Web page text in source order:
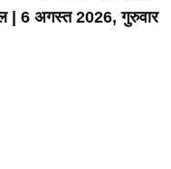
| 6 अगस्त 2026, गुरुवार